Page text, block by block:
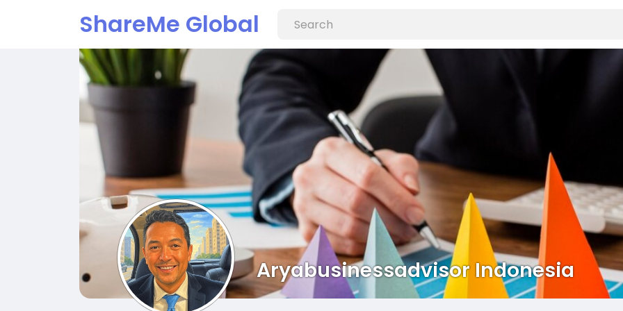
ShareMe Global
Aryabusinessadvisor Indonesia